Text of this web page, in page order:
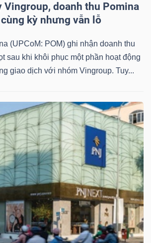
Vingroup, doanh thu Pomina
kỳ nhưng vẫn lỗ
(UPCoM: POM) ghi nhận doanh thu
sau khi khôi phục một phần hoạt động
giao dịch với nhóm Vingroup. Tuy...